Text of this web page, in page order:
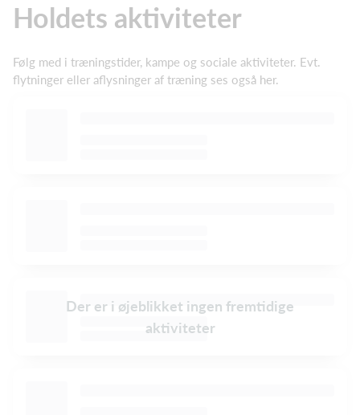
Holdets aktiviteter
Følg med i træningstider, kampe og sociale aktiviteter. Evt.
flytninger eller aflysninger af træning ses også her.
Der er i øjeblikket ingen fremtidige
aktiviteter